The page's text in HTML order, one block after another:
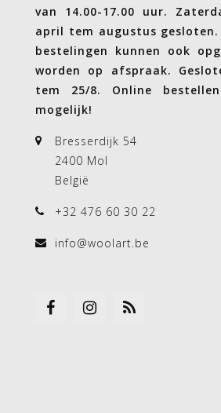
van 14.00-17.00 uur.
april tem augustus gesloten.
bestelingen kunnen ook
worden op afspraak.
tem 25/8. Online
mogelijk!
Bresserdijk 54
2400 Mol
België
+32 476 60 30 22
info@woolart.be